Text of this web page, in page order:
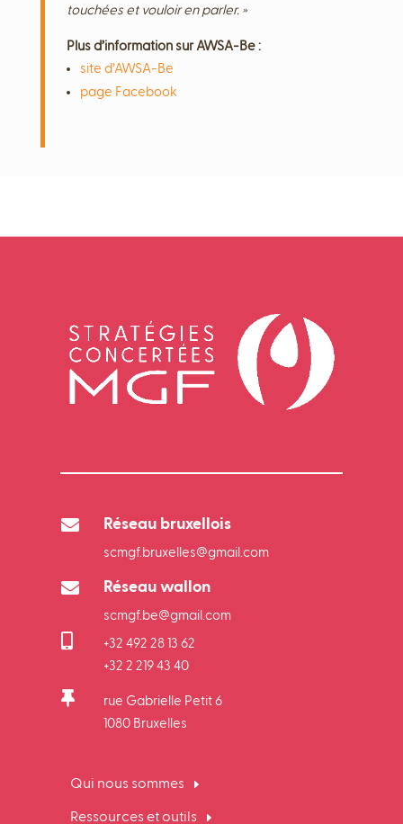
touchées et vouloir en parler. »
Plus d’information sur AWSA-Be :
site d’AWSA-Be
page Facebook
 Réseau bruxellois
scmgf.bruxelles@gmail.com
 Réseau wallon
scmgf.be@gmail.com

+32 492 28 13 62
+32 2 219 43 40

rue Gabrielle Petit 6
1080 Bruxelles
Qui nous sommes
Ressources et outils